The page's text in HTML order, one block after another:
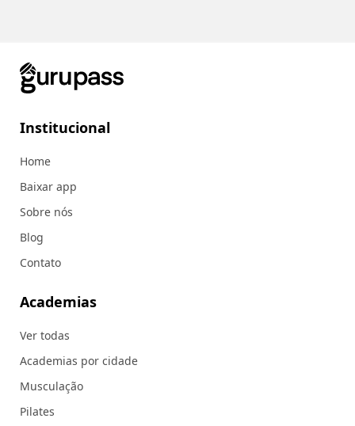
Institucional
Home
Baixar app
Sobre nós
Blog
Contato
Academias
Ver todas
Academias por cidade
Musculação
Pilates